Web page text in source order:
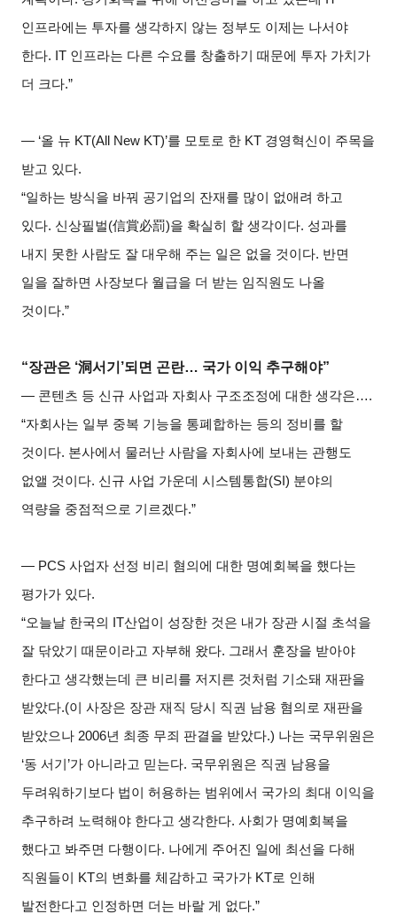
인프라에는 투자를 생각하지 않는 정부도 이제는 나서야
한다. IT 인프라는 다른 수요를 창출하기 때문에 투자 가치가
더 크다.”
― ‘올 뉴 KT(All New KT)’를 모토로 한 KT 경영혁신이 주목을
받고 있다.
“일하는 방식을 바꿔 공기업의 잔재를 많이 없애려 하고
있다. 신상필벌(信賞必罰)을 확실히 할 생각이다. 성과를
내지 못한 사람도 잘 대우해 주는 일은 없을 것이다. 반면
일을 잘하면 사장보다 월급을 더 받는 임직원도 나올
것이다.”
“장관은 ‘洞서기’되면 곤란… 국가 이익 추구해야”
― 콘텐츠 등 신규 사업과 자회사 구조조정에 대한 생각은….
“자회사는 일부 중복 기능을 통폐합하는 등의 정비를 할
것이다. 본사에서 물러난 사람을 자회사에 보내는 관행도
없앨 것이다. 신규 사업 가운데 시스템통합(SI) 분야의
역량을 중점적으로 기르겠다.”
― PCS사업자 선정 비리 혐의에 대한 명예회복을 했다는
평가가 있다.
“오늘날 한국의 IT산업이 성장한 것은 내가 장관 시절 초석을
잘 닦았기 때문이라고 자부해 왔다. 그래서 훈장을 받아야
한다고 생각했는데 큰 비리를 저지른 것처럼 기소돼 재판을
받았다.(이 사장은 장관 재직 당시 직권 남용 혐의로 재판을
받았으나 2006년 최종 무죄 판결을 받았다.) 나는 국무위원은
‘동 서기’가 아니라고 믿는다. 국무위원은 직권 남용을
두려워하기보다 법이 허용하는 범위에서 국가의 최대 이익을
추구하려 노력해야 한다고 생각한다. 사회가 명예회복을
했다고 봐주면 다행이다. 나에게 주어진 일에 최선을 다해
직원들이 KT의 변화를 체감하고 국가가 KT로 인해
발전한다고 인정하면 더는 바랄 게 없다.”